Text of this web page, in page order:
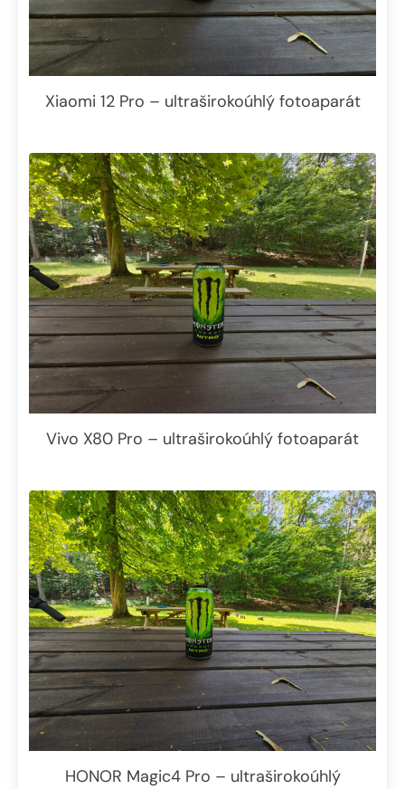
Xiaomi 12 Pro – ultraširokoúhlý fotoaparát
Vivo X80 Pro – ultraširokoúhlý fotoaparát
HONOR Magic4 Pro – ultraširokoúhlý